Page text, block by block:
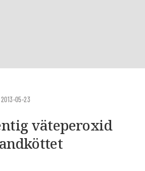
2013-05-23
väteperoxid